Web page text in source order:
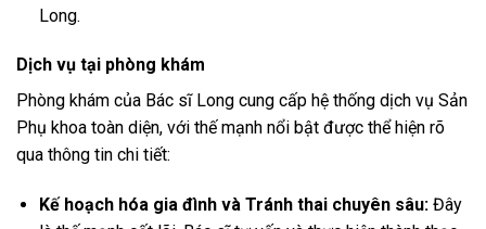
Long.
Dịch vụ tại phòng khám
Phòng khám của Bác sĩ Long cung cấp hệ thống dịch vụ Sản
Phụ khoa toàn diện, với thế mạnh nổi bật được thể hiện rõ
qua thông tin chi tiết:
Kế hoạch hóa gia đình và Tránh thai chuyên sâu:Đây